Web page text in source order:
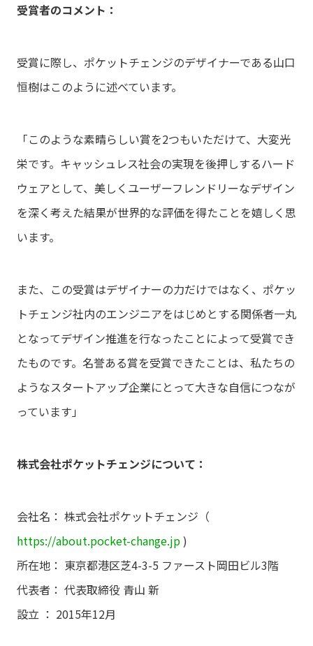
受賞者のコメント：
受賞に際し、ポケットチェンジのデザイナーである山口
恒樹はこのように述べています。
「このような素晴らしい賞を2つもいただけて、大変光
栄です。キャッシュレス社会の実現を後押しするハード
ウェアとして、美しくユーザーフレンドリーなデザイン
を深く考えた結果が世界的な評価を得たことを嬉しく思
います。
また、この受賞はデザイナーの力だけではなく、ポケッ
トチェンジ社内のエンジニアをはじめとする関係者一丸
となってデザイン推進を行なったことによって受賞でき
たものです。名誉ある賞を受賞できたことは、私たちの
ようなスタートアップ企業にとって大きな自信につなが
っています」
株式会社ポケットチェンジについて：
会社名： 株式会社ポケットチェンジ（
https://about.pocket-change.jp)
所在地： 東京都港区芝4-3-5 ファースト岡田ビル3階
代表者： 代表取締役 青山 新
設立 ： 2015年12月